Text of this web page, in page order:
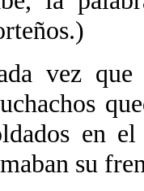
vez que
en
su